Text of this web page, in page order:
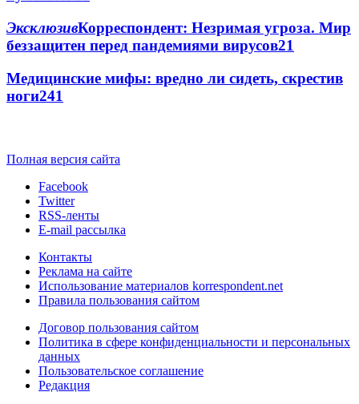
ЭксклюзивКорреспондент: Незримая угроза. Мир
беззащитен перед пандемиями вирусов21
Медицинские мифы: вредно ли сидеть, скрестив
ноги241
Полная версия сайта
Facebook
Twitter
RSS-ленты
E-mail рассылка
Контакты
Реклама на сайте
Использование материалов korrespondent.net
Правила пользования сайтом
Договор пользования сайтом
Политика в сфере конфиденциальности и персональных
данных
Пользовательское соглашение
Редакция